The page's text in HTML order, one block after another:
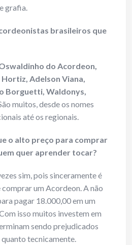
grafia.
brasileiros que
do Acordeon,
Adelson Viana,
Borguetti, Waldonys,
muitos, desde os nomes
até os regionais.
o alto preço para comprar
quer aprender tocar?
sim, pois sinceramente é
um Acordeon. A não
pagar 18.000,00 em um
isso muitos investem em
sendo prejudicados
tecnicamente.